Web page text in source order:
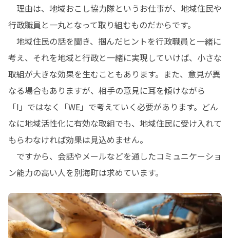
理由は、地域おこし協力隊というお仕事が、地域住民や
行政職員と一丸となって取り組むものだからです。
地域住民の話を聞き、掴んだヒントを行政職員と一緒に
考え、それを地域と行政と一緒に実現していけば、小さな
取組が大きな効果を生むこともあります。また、意見が異
なる場合もありますが、相手の意見に耳を傾けながら
「I」ではなく「WE」で考えていく必要があります。どん
なに地域活性化に有効な取組でも、地域住民に受け入れて
もらわなければ効果は見込めません。
ですから、会話やメールなどを通したコミュニケーショ
ン能力の高い人を別海町は求めています。